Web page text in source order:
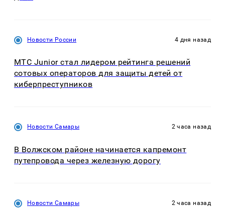
Новости России 4 дня назад
МТС Junior стал лидером рейтинга решений
сотовых операторов для защиты детей от
киберпреступников
Новости Самары 2 часа назад
В Волжском районе начинается капремонт
путепровода через железную дорогу
Новости Самары 2 часа назад